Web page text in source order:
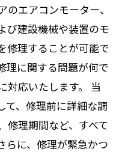
エアコンモーター、
び建設機械や装置のモ
修理することが可能で
理に関する問題が何で
対応いたします。 当
て、修理前に詳細な調
修理期間など、すべて
らに、修理が緊急かつ